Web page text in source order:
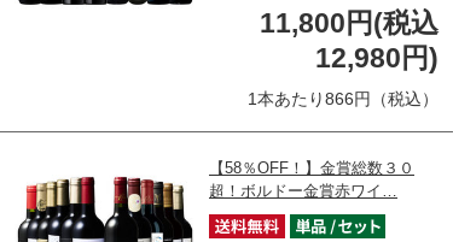
11,800円(税込
12,980円)
1本あたり866円（税込）
【58％OFF！】金賞総数３０
超！ボルドー金賞赤ワイ…